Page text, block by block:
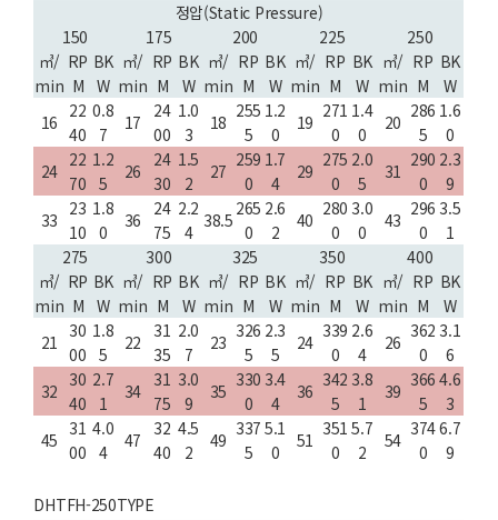
정압(Static Pressure)
150
175 200 225
250
㎥/
min
RP
M
BK
W
㎥/
min
RP
M
BK
W
㎥/
min
RP
M
BK
W
㎥/
min
RP
M
BK
W
㎥/
min
RP
M
BK
W
16
22
40
0.8
7
17
24
00
1.0
3
18
255
5
1.2
0
19
271
0
1.4
0
20
286
5
1.6
0
24
22
70
1.2
5
26
24
30
1.5
2
27
259
0
1.7
4
29
275
0
2.0
5
31
290
0
2.3
9
33
23
10
1.8
0
36
24
75
2.2
4
38.5
265
0
2.6
2
40
280
0
3.0
0
43
296
0
3.5
1
275
300 325 350
400
㎥/
min
RP
M
BK
W
㎥/
min
RP
M
BK
W
㎥/
min
RP
M
BK
W
㎥/
min
RP
M
BK
W
㎥/
min
RP
M
BK
W
21
30
00
1.8
5
22
31
35
2.0
7
23
326
5
2.3
5
24
339
0
2.6
4
26
362
0
3.1
6
32
30
40
2.7
1
34
31
75
3.0
9
35
330
0
3.4
4
36
342
5
3.8
1
39
366
5
4.6
3
45
31
00
4.0
4
47
32
40
4.5
2
49
337
5
5.1
0
51
351
0
5.7
2
54
374
0
6.7
9
DHTFH-250TYPE